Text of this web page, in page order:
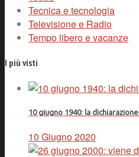
Tecnica e tecnologia
Televisione e Radio
Tempo libero e vacanze
I più visti
10 giugno 1940: la
10 Giugno 2020